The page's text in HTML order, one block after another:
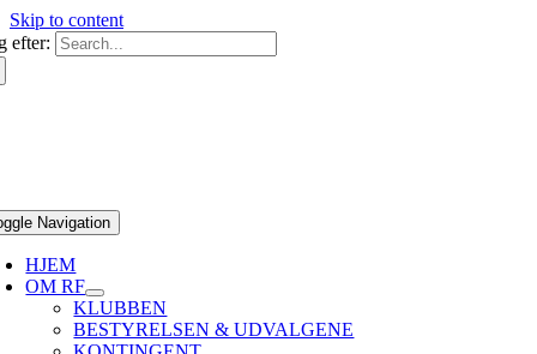
Skip to content
efter:
Navigation
HJEM
OM RF
KLUBBEN
BESTYRELSEN & UDVALGENE